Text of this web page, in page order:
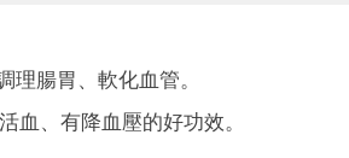
理腸胃、軟化血管。
血、有降血壓的好功效。